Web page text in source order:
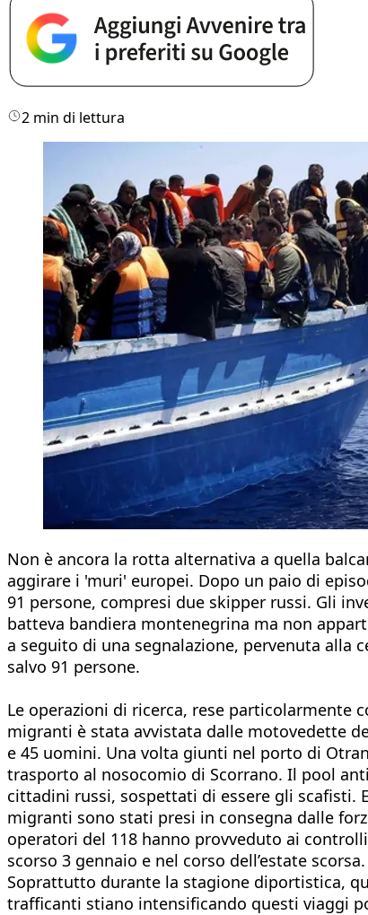
2 min di lettura
Non è ancora la rotta alternativa a quella
aggirare i 'muri' europei. Dopo un paio di
91 persone, compresi due skipper russi. Gli
batteva bandiera montenegrina ma non
a seguito di una segnalazione, pervenuta alla
salvo 91 persone.
Le operazioni di ricerca, rese particolarmente
migranti è stata avvistata dalle motovedette
e 45 uomini. Una volta giunti nel porto di
trasporto al nosocomio di Scorrano. Il pool
cittadini russi, sospettati di essere gli scafisti.
migranti sono stati presi in consegna dalle
operatori del 118 hanno provveduto ai
scorso 3 gennaio e nel corso dell’estate
Soprattutto durante la stagione diportistica,
trafficanti stiano intensificando questi viaggi